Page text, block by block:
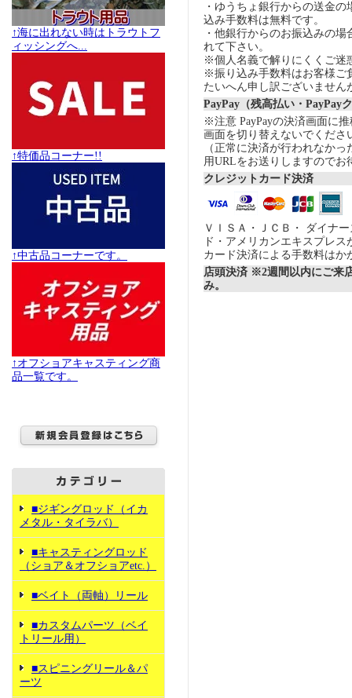
↑海に出れない時はトラウトフ
ィッシングへ...
↑特価品コーナー!!
↑中古品コーナーです。
↑オフショアキャスティング商
品一覧です。
■ジギングロッド（イカ
メタル・タイラバ）
■キャスティングロッド
（ショア＆オフショアetc.）
■ベイト（両軸）リール
■カスタムパーツ（ベイ
トリール用）
■スピニングリール＆パ
ーツ
・ゆうちょ銀行からの送金
込み手数料は無料です。
・他銀行からのお振込みの場
れて下さい。
※個人名義で解りにくくご迷
※振り込み手数料はお客様ご
たいへん申し訳ございません
PayPay（残高払い・PayPay
※注意 PayPayの決済画面に
画面を切り替えないでくださ
（正常に決済が行われなか
用URLをお送りしますのでお
クレジットカード決済
ＶＩＳＡ・ＪＣＢ・ ダイナ
ド・アメリカンエキスプレ
カード決済による手数料はか
店頭決済 ※2週間以内にご来
み。